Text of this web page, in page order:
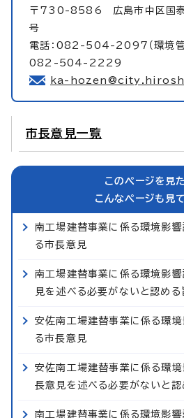
〒730-8586 広島市中区国
号
電話：082-504-2097（環境管
082-504-2229
ka-
市長意見一覧
このページを見
こんなページも見
南工場建替事業に係る環境影
る市長意見
南工場建替事業に係る環境影
見を述べる必要がないと認める
安佐南工場建替事業に係る環
る市長意見
安佐南工場建替事業に係る環
長意見を述べる必要がないと認
南工場建替事業に係る環境影